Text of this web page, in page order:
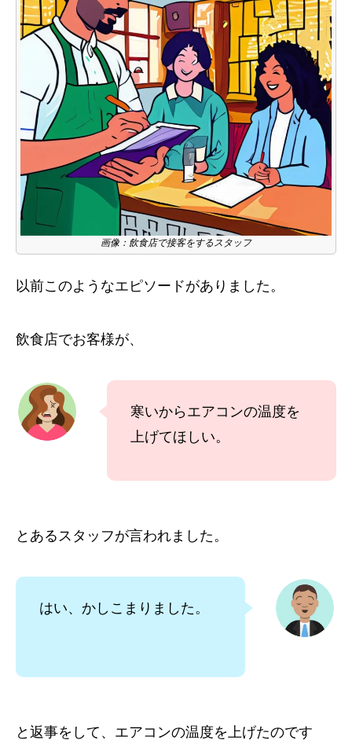
画像：飲食店で接客をするスタッフ
以前このようなエピソードがありました。
飲食店でお客様が、
寒いからエアコンの温度を
上げてほしい。
とあるスタッフが言われました。
はい、かしこまりました。
と返事をして、エアコンの温度を上げたのです